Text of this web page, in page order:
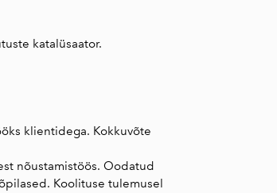
katalüsaator.
klientidega. Kokkuvõte
nõustamistöös. Oodatud
Koolituse tulemusel